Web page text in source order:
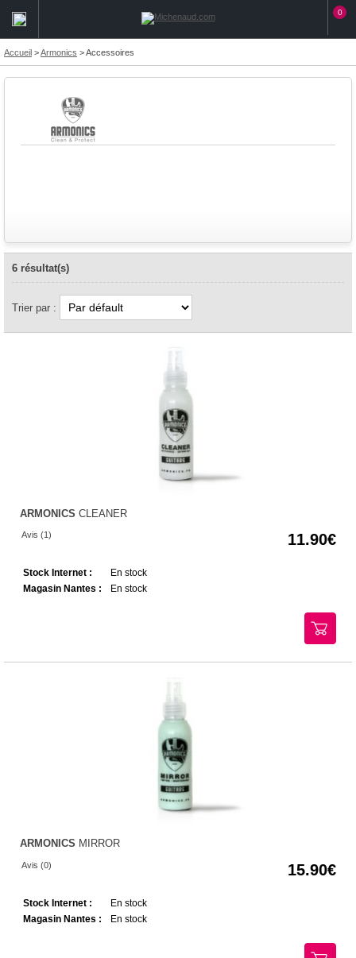
0
Accueil >Armonics >Accessoires
6 résultat(s)
Trier par :
ARMONICS CLEANER
Avis (1) 11.90
Stock Internet :
En stock
Magasin Nantes :
En stock
ARMONICS MIRROR
Avis (0) 15.90
Stock Internet :
En stock
Magasin Nantes :
En stock